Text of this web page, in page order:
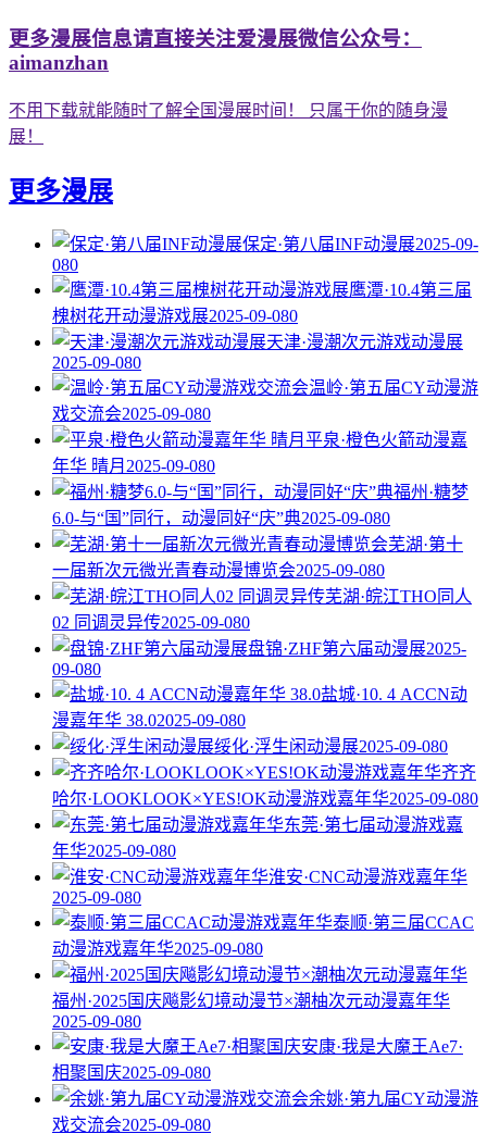
更多漫展信息请直接关注爱漫展微信公众号：
aimanzhan
不用下载就能随时了解全国漫展时间！ 只属于你的随身漫
展！
更多漫展
保定·第八届INF动漫展2025-09-
080
鹰潭·10.4第三届
槐树花开动漫游戏展2025-09-080
天津·漫潮次元游戏动漫展
2025-09-080
温岭·第五届CY动漫游
戏交流会2025-09-080
平泉·橙色火箭动漫嘉
年华 晴月 2025-09-080
福州·糖梦
6.0-与“国”同行，动漫同好“庆”典2025-09-080
芜湖·第十
一届新次元微光青春动漫博览会2025-09-080
芜湖·皖江THO同人
02 同调灵异传2025-09-080
盘锦·ZHF第六届动漫展2025-
09-080
盐城·10. 4 ACCN动
漫嘉年华 38.02025-09-080
绥化·浮生闲动漫展2025-09-080
齐齐
哈尔·LOOKLOOK×YES!OK动漫游戏嘉年华2025-09-080
东莞·第七届动漫游戏嘉
年华2025-09-080
淮安·CNC动漫游戏嘉年华
2025-09-080
泰顺·第三届CCAC
动漫游戏嘉年华2025-09-080
福州·2025国庆飚影幻境动漫节×潮柚次元动漫嘉年华
2025-09-080
安康·我是大魔王Ae7·
相聚国庆2025-09-080
余姚·第九届CY动漫游
戏交流会2025-09-080